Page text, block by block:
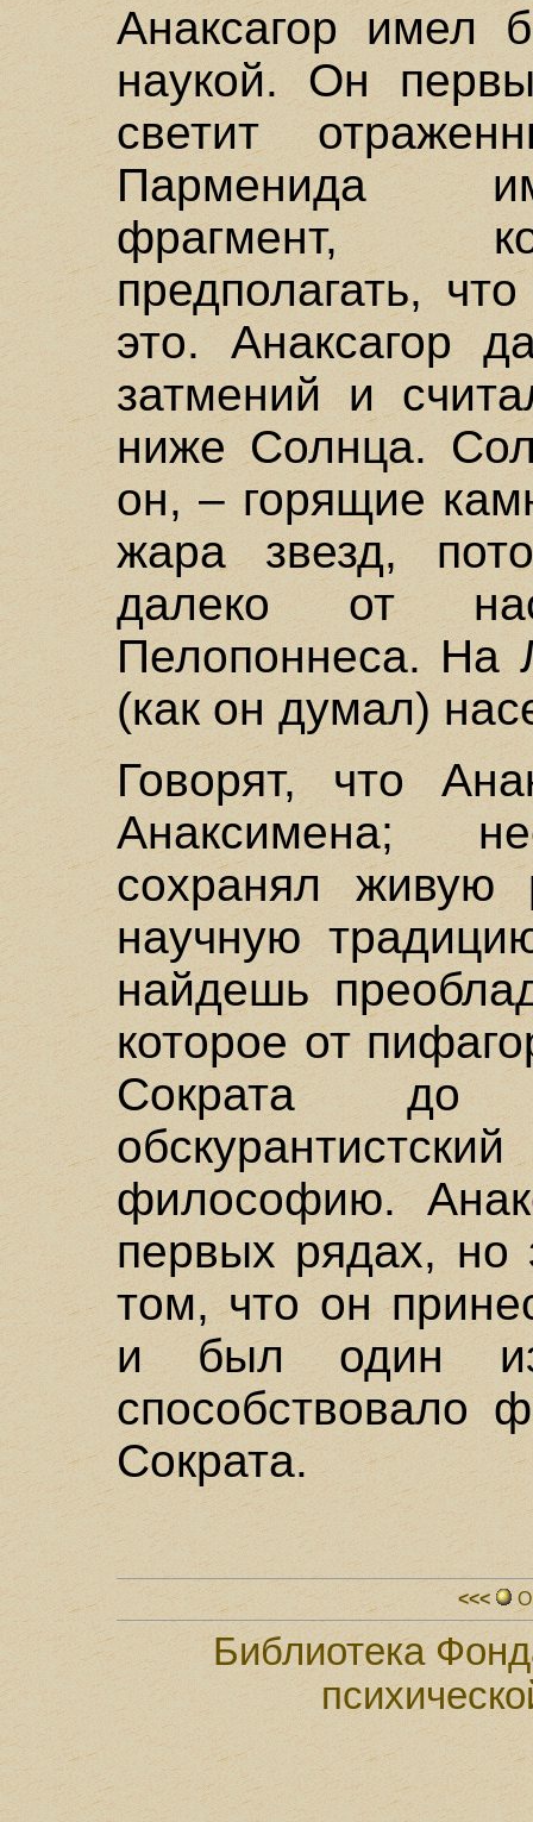
Анаксагор имел
наукой. Он
светит
Парменида
фрагмент,
предполагать,
это. Анаксагор
затмений и
ниже Солнца.
он, – горящие
жара звезд,
далеко от
Пелопоннеса. На
(как он думал)
Говорят, что
Анаксимена;
сохранял живую
научную
найдешь
которое от
Сократа до
философию.
первых рядах, но
том, что он
и был один
способствовало
Сократа.
<<<
Библиотека